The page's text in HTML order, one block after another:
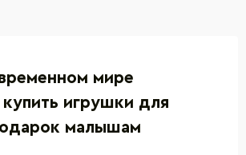
мире
купить игрушки для
малышам